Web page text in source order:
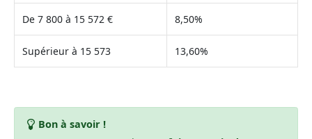
De 7 800 à 15 572 € 8,50%
Supérieur à 15 573 13,60%
Bon à savoir !